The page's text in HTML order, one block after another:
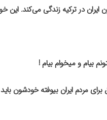
در ترکیه زندگی می‌کند. این
بیام و میخوام بیام !
مردم ایران بیوفته خودشون